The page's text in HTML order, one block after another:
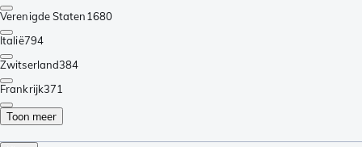
Verenigde Staten1680
Italië794
Zwitserland384
Frankrijk371
Toon meer